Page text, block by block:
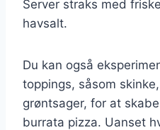
Server straks med
havsalt.
Du kan også
toppings, såsom
grøntsager, for at
burrata pizza. Uanset